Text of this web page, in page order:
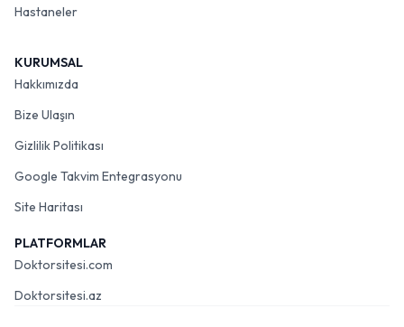
Hastaneler
KURUMSAL
Hakkımızda
Bize Ulaşın
Gizlilik Politikası
Google Takvim Entegrasyonu
Site Haritası
PLATFORMLAR
Doktorsitesi.com
Doktorsitesi.az